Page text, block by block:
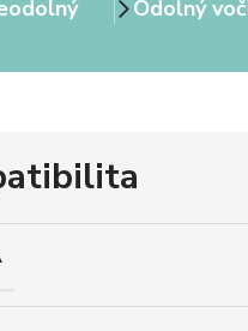
Odolný